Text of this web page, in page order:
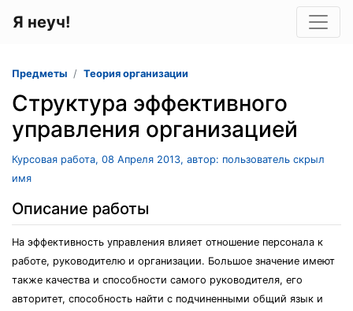
Я неуч!
Предметы Теория организации
Структура эффективного
управления организацией
Курсовая работа, 08 Апреля 2013, автор: пользователь скрыл
имя
Описание работы
На эффективность управления влияет отношение персонала к
работе, руководителю и организации. Большое значение имеют
также качества и способности самого руководителя, его
авторитет, способность найти с подчиненными общий язык и